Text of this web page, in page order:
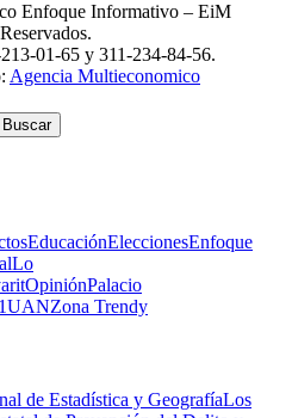
Enfoque Informativo – EiM
01-65 y 311-234-84-56.
Agencia Multieconomico
EducaciónEleccionesEnfoque
Lo
OpiniónPalacio
UANZona Trendy
de Estadística y GeografíaLos